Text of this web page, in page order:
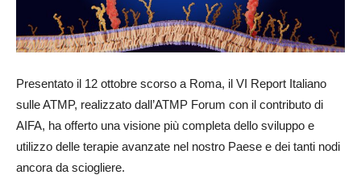
Presentato il 12 ottobre scorso a Roma, il VI Report Italiano
sulle ATMP, realizzato dall’ATMP Forum con il contributo di
AIFA, ha offerto una visione più completa dello sviluppo e
utilizzo delle terapie avanzate nel nostro Paese e dei tanti nodi
ancora da sciogliere.